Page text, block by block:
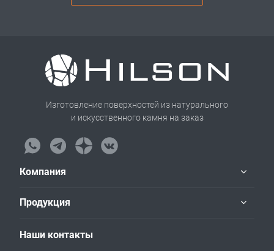
Изготовление поверхностей из натурального
и искусственного камня на заказ
Компания
Продукция
Наши контакты